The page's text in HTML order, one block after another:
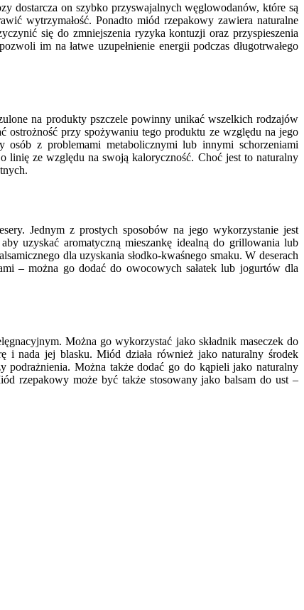
dostarcza on szybko przyswajalnych węglowodanów, które są
wytrzymałość. Ponadto miód rzepakowy zawiera naturalne
się do zmniejszenia ryzyka kontuzji oraz przyspieszenia
im na łatwe uzupełnienie energii podczas długotrwałego
na produkty pszczele powinny unikać wszelkich rodzajów
ostrożność przy spożywaniu tego produktu ze względu na jego
z problemami metabolicznymi lub innymi schorzeniami
linię ze względu na swoją kaloryczność. Choć jest to naturalny
Jednym z prostych sposobów na jego wykorzystanie jest
uzyskać aromatyczną mieszankę idealną do grillowania lub
dla uzyskania słodko-kwaśnego smaku. W deserach
– można go dodać do owocowych sałatek lub jogurtów dla
Można go wykorzystać jako składnik maseczek do
i nada jej blasku. Miód działa również jako naturalny środek
Można także dodać go do kąpieli jako naturalny
rzepakowy może być także stosowany jako balsam do ust –